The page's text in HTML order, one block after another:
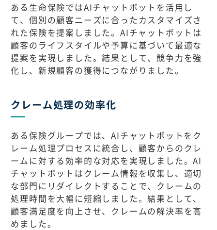
ある生命保険ではAIチャットボットを活用し
て、個別の顧客ニーズに合ったカスタマイズさ
れた保険を提案しました。AIチャットボットは
顧客のライフスタイルや予算に基づいて最適な
提案を実現しました。結果として、競争力を強
化し、新規顧客の獲得につながりました。
クレーム処理の効率化
ある保険グループでは、AIチャットボットをク
レーム処理プロセスに統合し、顧客からのクレ
ームに対する効率的な対応を実現しました。AI
チャットボットはクレーム情報を収集し、適切
な部門にリダイレクトすることで、クレームの
処理時間を大幅に短縮しました。結果として、
顧客満足度を向上させ、クレームの解決率を高
めました。